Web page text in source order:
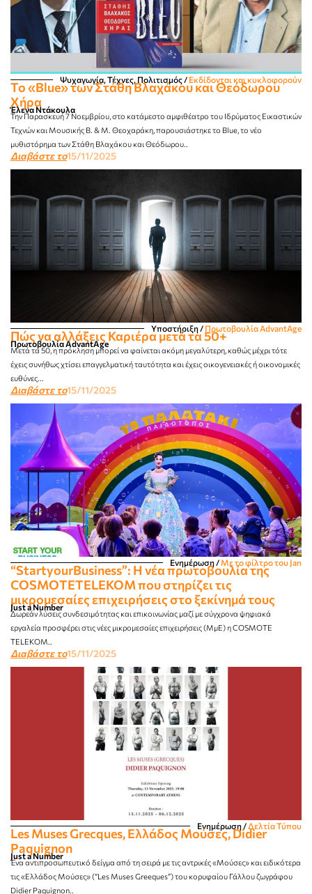
Ψυχαγωγία, Τέχνες, Πολιτισμός / Εκδίδονται και κυκλοφορούν
Το «Blue» των Στάθη Βλαχάκου και Θεόδωρου
Χήρα
Έλενα Ντάκουλα
Την Παρασκευή 7 Νοεμβρίου, στο κατάμεστο αμφιθέατρο του Ιδρύματος Εικαστικών
Τεχνών και Μουσικής Β. & Μ. Θεοχαράκη, παρουσιάστηκε το Blue, το νέο
μυθιστόρημα των Στάθη Βλαχάκου και Θεόδωρου..
Διαβάστε το15/11/2025
Υποστήριξη / Πρωτοβουλία AdvantAge
Πώς να αλλάξεις Καριέρα μετά τα 50+
Πρωτοβουλία AdvantAge
Μετά τα 50, η πρόκληση μπορεί να φαίνεται ακόμη μεγαλύτερη, καθώς μέχρι τότε
έχεις συνήθως χτίσει επαγγελματική ταυτότητα και έχεις οικογενειακές ή οικονομικές
ευθύνες...
Διαβάστε το15/11/2025
Ενημέρωση / Με το φίλτρο του Jan
“StartyourBusiness”: Η νέα πρωτοβουλία της
COSMOTETELEKOM που στηρίζει τις
μικρομεσαίες επιχειρήσεις στο ξεκίνημά τους
Just a Number
Δωρεάν λύσεις συνδεσιμότητας και επικοινωνίας μαζί με σύγχρονα ψηφιακά
εργαλεία προσφέρει στις νέες μικρομεσαίες επιχειρήσεις (ΜμΕ) η COSMOTE
TELEKOM..
Διαβάστε το15/11/2025
Ενημέρωση / Δελτία Τύπου
Les Muses Grecques, Ελλάδος Μούσες, Didier
Paquignon
Just a Number
Ένα αντιπροσωπευτικό δείγμα από τη σειρά με τις αντρικές «Μούσες» και ειδικότερα
τις «Ελλάδος Μούσες» (“Les Muses Greeques”) του κορυφαίου Γάλλου ζωγράφου
Didier Paquignon..